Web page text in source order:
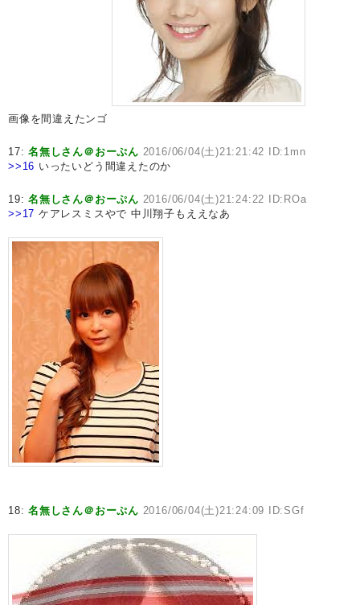
画像を間違えたンゴ
17:名無しさん＠おーぷん 2016/06/04(土)21:21:42 ID:1mn
>>16 いったいどう間違えたのか
19:名無しさん＠おーぷん 2016/06/04(土)21:24:22 ID:ROa
>>17 ケアレスミスやで 中川翔子もええなあ
18:名無しさん＠おーぷん 2016/06/04(土)21:24:09 ID:SGf